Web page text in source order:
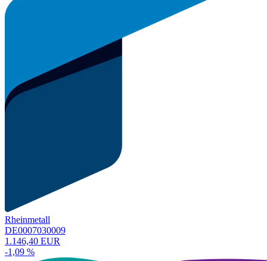
Rheinmetall
DE0007030009
1.146,40 EUR
-1,09 %